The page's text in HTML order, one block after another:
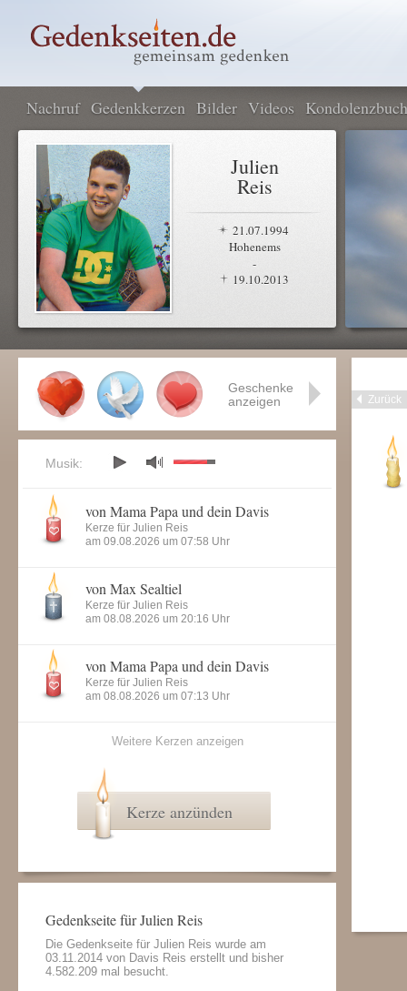
Nachruf Gedenkkerzen Bilder Videos Kondolenzbuch
Julien
Reis
21.07.1994
Hohenems
-
19.10.2013
Zurück
Geschenke
anzeigen
Musik:
von Mama Papa und dein Davis
Kerze für Julien Reis
am 09.08.2026 um 07:58 Uhr
von Max Sealtiel
Kerze für Julien Reis
am 08.08.2026 um 20:16 Uhr
von Mama Papa und dein Davis
Kerze für Julien Reis
am 08.08.2026 um 07:13 Uhr
Weitere Kerzen anzeigen
Kerze anzünden
Gedenkseite für Julien Reis
Die Gedenkseite für Julien Reis wurde am
03.11.2014 von Davis Reis erstellt und bisher
4.582.209 mal besucht.